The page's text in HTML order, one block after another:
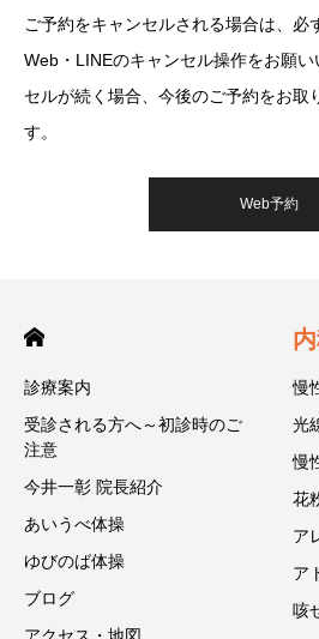
ご予約をキャンセルされる場合は、必
Web・LINEのキャンセル操作をお願
セルが続く場合、今後のご予約をお取
す。
Web予約
診療案内
受診される方へ～初診時のご
注意
今井一彰 院長紹介
あいうべ体操
ゆびのば体操
ブログ
慢
光
慢
花
ア
ア
咳